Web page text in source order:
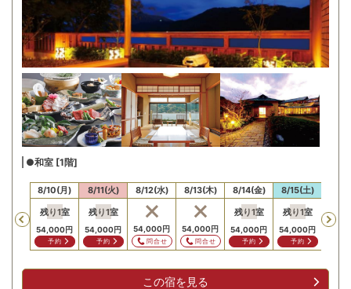
●和室 [1階]
Previous
円
8/10(月)
残り1室
54,000円
予約
8/11(火)
残り1室
54,000円
予約
8/12(水)
54,000円
問合せ
8/13(木)
54,000円
問合せ
8/14(金)
残り1室
54,000円
予約
8/15(土)
残り1室
54,000円
予約
残り
この宿を見る